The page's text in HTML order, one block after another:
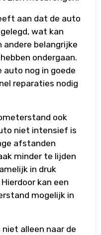
aan dat de auto
wat kan
belangrijke
ondergaan.
nog in goede
reparaties nodig
ook
niet intensief is
afstanden
minder te lijden
in druk
kan een
mogelijk in
alleen naar de